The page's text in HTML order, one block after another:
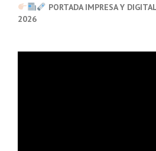
PORTADA IMPRESA Y
2026